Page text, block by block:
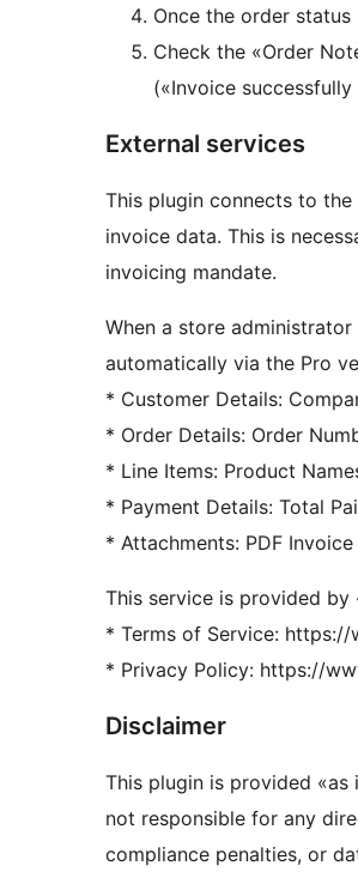
Once the order status
Check the «Order
(«Invoice
External services
This plugin connects to
invoice data. This is
invoicing mandate.
When a store
automatically via the Pro
* Customer Details:
* Order Details: Order
* Line Items: Product
* Payment Details: Total
* Attachments: PDF
This service is provided by
* Terms of Service:
* Privacy Policy: https://
Disclaimer
This plugin is provided
not responsible for any
compliance penalties, or